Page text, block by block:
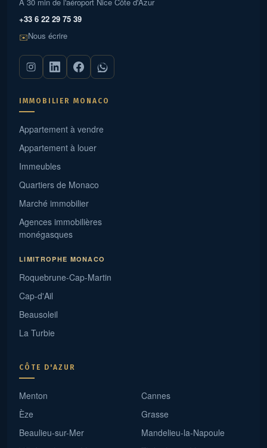
+33 6 22 29 75 39
✉️Nous écrire
IMMOBILIER MONACO
Appartement à vendre
Appartement à louer
Immeubles
Quartiers de Monaco
Marché immobilier
Agences immobilières
monégasques
LIMITROPHE MONACO
Roquebrune-Cap-Martin
Cap-d'Ail
Beausoleil
La Turbie
CÔTE D'AZUR
Menton
Èze
Beaulieu-sur-Mer
Cannes
Grasse
Mandelieu-la-Napoule